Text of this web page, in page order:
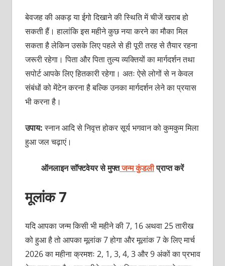
बेवजह की अकड़ या ईगो दिखाने की स्थिति में चीजें खराब हो
सकती हैं। हालांकि इस महीने कुछ नया करने का मौका मिल
सकता है लेकिन उसके लिए पहले से ही पूरी तरह से तैयार रहना
जरूरी रहेगा। पिता और पिता तुल्य व्यक्तियों का मार्गदर्शन तथा
सपोर्ट आपके लिए हितकारी रहेगा। अतः ऐसे लोगों से न केवल
संबंधों को मेंटेन करना है बल्कि उनका मार्गदर्शन लेने का प्रयास
भी करना है।
उपाय:स्नान आदि से निवृत्त होकर सूर्य भगवान को कुमकुम मिला
हुआ जल चढ़ाएं।
ऑनलाइन सॉफ्टवेयर से मुफ्तजन्म कुंडलीप्राप्त करें
मूलांक 7
यदि आपका जन्म किसी भी महीने की 7, 16 अथवा 25 तारीख
को हुआ है तो आपका मूलांक 7 होगा और मूलांक 7 के लिए मार्च
2026 का महीना क्रमशः 2, 1, 3, 4, 3 और 9 अंकों का प्रभाव